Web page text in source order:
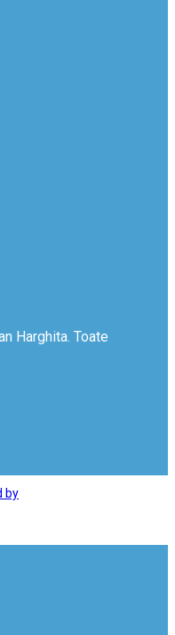
Harghita. Toate
by